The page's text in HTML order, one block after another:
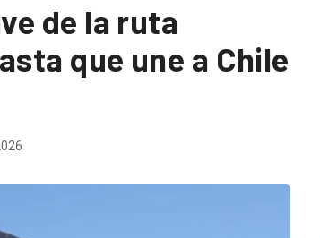
de la ruta
que une a Chile